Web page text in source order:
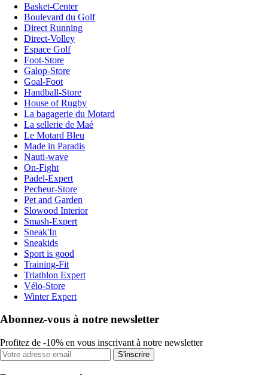
Basket-Center
Boulevard du Golf
Direct Running
Direct-Volley
Espace Golf
Foot-Store
Galop-Store
Goal-Foot
Handball-Store
House of Rugby
La bagagerie du Motard
La sellerie de Maé
Le Motard Bleu
Made in Paradis
Nauti-wave
On-Fight
Padel-Expert
Pecheur-Store
Pet and Garden
Slowood Interior
Smash-Expert
Sneak'In
Sneakids
Sport is good
Training-Fit
Triathlon Expert
Vélo-Store
Winter Expert
Abonnez-vous à notre newsletter
Profitez de -10% en vous inscrivant à notre newsletter
S'inscrire